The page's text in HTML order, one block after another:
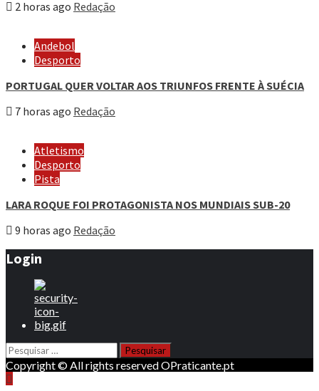
2 horas ago Redação
Andebol
Desporto
PORTUGAL QUER VOLTAR AOS TRIUNFOS FRENTE À SUÉCIA
7 horas ago Redação
Atletismo
Desporto
Pista
LARA ROQUE FOI PROTAGONISTA NOS MUNDIAIS SUB-20
9 horas ago Redação
Login
Pesquisar
por:
Copyright © All rights reserved OPraticante.pt